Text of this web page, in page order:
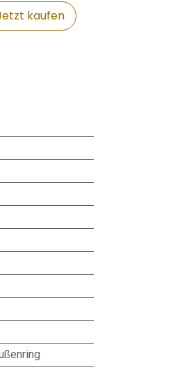
kaufen